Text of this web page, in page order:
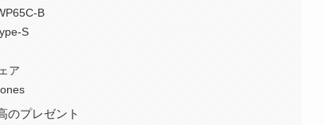
B
S
ア
のプレゼント